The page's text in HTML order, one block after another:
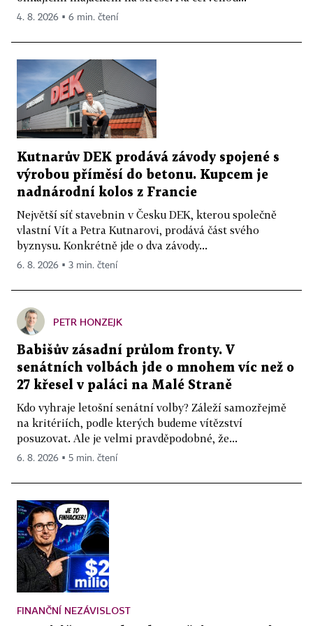
4. 8. 2026 ▪ 6 min. čtení
Kutnarův DEK prodává závody spojené s
výrobou příměsí do betonu. Kupcem je
nadnárodní kolos z Francie
Největší síť stavebnin v Česku DEK, kterou společně
vlastní Vít a Petra Kutnarovi, prodává část svého
byznysu. Konkrétně jde o dva závody...
6. 8. 2026 ▪ 3 min. čtení
PETR HONZEJK
Babišův zásadní průlom fronty. V
senátních volbách jde o mnohem víc než o
27 křesel v paláci na Malé Straně
Kdo vyhraje letošní senátní volby? Záleží samozřejmě
na kritériích, podle kterých budeme vítězství
posuzovat. Ale je velmi pravděpodobné, že...
6. 8. 2026 ▪ 5 min. čtení
FINANČNÍ NEZÁVISLOST